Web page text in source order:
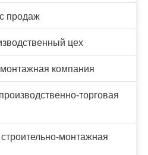
продаж
цех
компания
торговая
монтажная